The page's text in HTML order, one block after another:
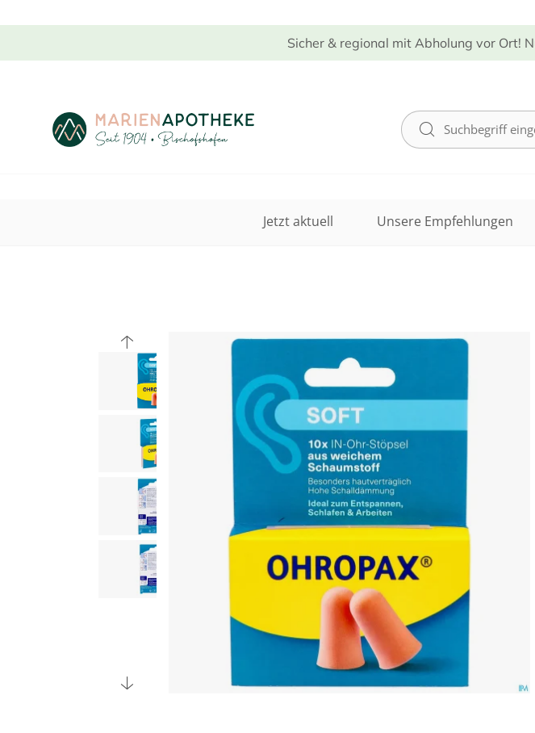
Sicher & regional mit Abholung vor Ort!
Jetzt aktuell Unsere Empfehlungen